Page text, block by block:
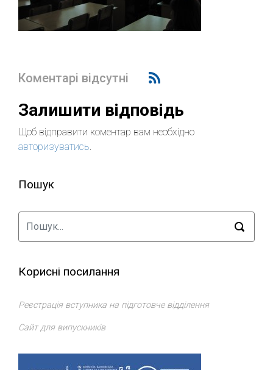
Коментарі відсутні
Залишити відповідь
Щоб відправити коментар вам необхідно
авторизуватись.
Пошук
Корисні посилання
Реєстрація вступника на підготовче відділення
Сайт для випускників